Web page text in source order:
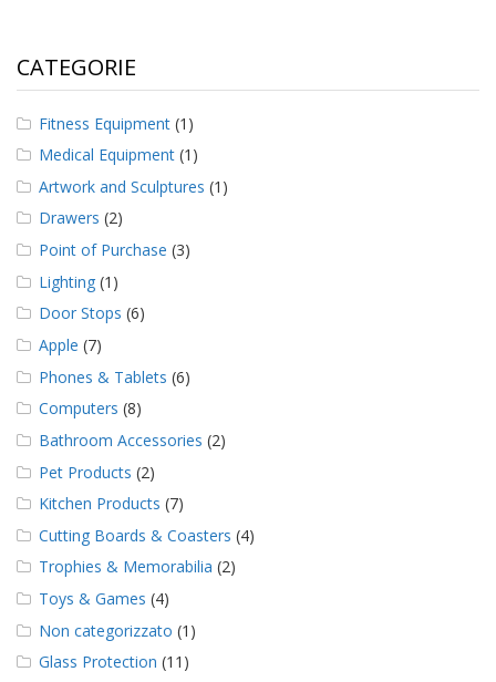
o
g
C
n
t
t
t
a
c
CATEGORIE
Fitness Equipment (1)
Medical Equipment (1)
Artwork and Sculptures (1)
Drawers (2)
Point of Purchase (3)
Lighting (1)
Door Stops (6)
Apple (7)
Phones & Tablets (6)
Computers (8)
Bathroom Accessories (2)
Pet Products (2)
Kitchen Products (7)
Cutting Boards & Coasters (4)
Trophies & Memorabilia (2)
Toys & Games (4)
Non categorizzato (1)
Glass Protection (11)